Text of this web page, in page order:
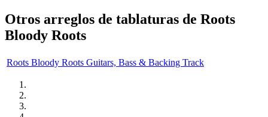
Otros arreglos de tablaturas de Roots
Bloody Roots
Roots Bloody Roots Guitars, Bass & Backing Track